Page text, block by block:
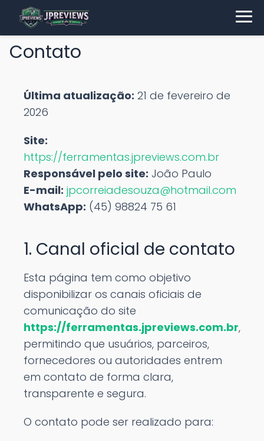
Contato
Última atualização: 21 de fevereiro de
2026
Site:
https://ferramentas.jpreviews.com.br
Responsável pelo site: João Paulo
E-mail: jpcorreiadesouza@hotmail.com
WhatsApp: (45) 98824 75 61
1. Canal oficial de contato
Esta página tem como objetivo
disponibilizar os canais oficiais de
comunicação do site
https://ferramentas.jpreviews.com.br,
permitindo que usuários, parceiros,
fornecedores ou autoridades entrem
em contato de forma clara,
transparente e segura.
O contato pode ser realizado para: